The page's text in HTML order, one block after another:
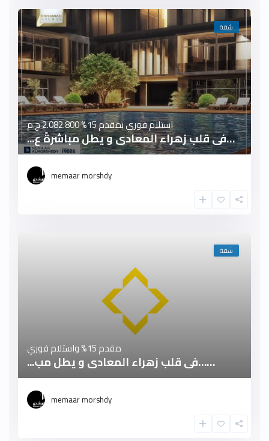
شقة
استلام فوري بمقدم 15% 2.082.800 ج.م
…فى قلب زهراء المعادى و يطل مباشرةً ع...
memaar morshdy
شقة
مقدم 15% واستلام فوري
……فى قلب زهراء المعادى و يطل مب...
memaar morshdy